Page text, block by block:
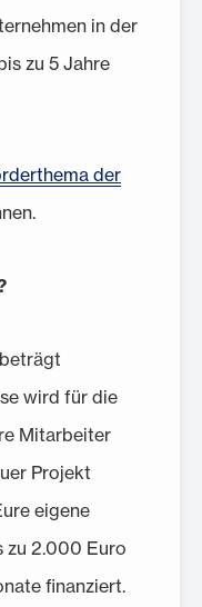
in der
zu 5 Jahre
der
wird für die
Mitarbeiter
Projekt
eigene
zu 2.000 Euro
finanziert.